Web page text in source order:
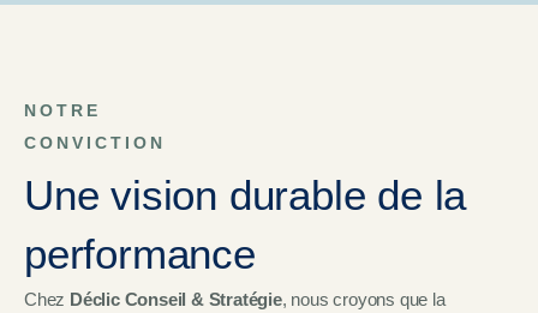
NOTRE
CONVICTION
Une vision durable de la
performance
Chez Déclic Conseil & Stratégie, nous croyons que la